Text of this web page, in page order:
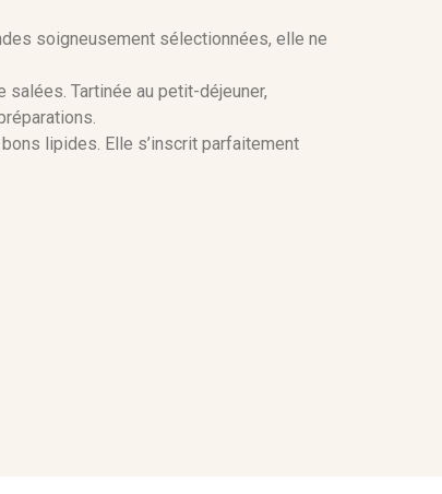
soigneusement sélectionnées, elle ne
Tartinée au petit-déjeuner,
lipides. Elle s’inscrit parfaitement